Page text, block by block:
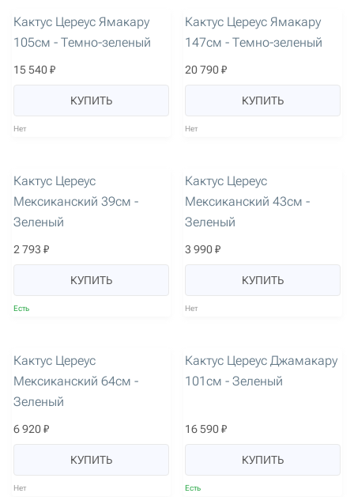
Кактус Цереус Ямакару
105см - Темно-зеленый
15 540 ₽
КУПИТЬ
Нет
Кактус Цереус Ямакару
147см - Темно-зеленый
20 790 ₽
КУПИТЬ
Нет
Кактус Цереус
Мексиканский 39см -
Зеленый
2 793 ₽
КУПИТЬ
Есть
Кактус Цереус
Мексиканский 43см -
Зеленый
3 990 ₽
КУПИТЬ
Нет
Кактус Цереус
Мексиканский 64см -
Зеленый
6 920 ₽
КУПИТЬ
Нет
Кактус Цереус Джамакару
101см - Зеленый
16 590 ₽
КУПИТЬ
Есть